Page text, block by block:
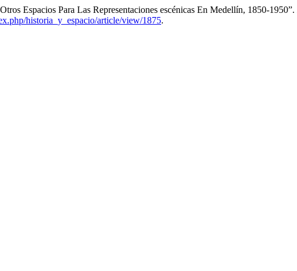
Espacios Para Las Representaciones escénicas En Medellín, 1850-1950”.
historia_y_espacio/article/view/1875.